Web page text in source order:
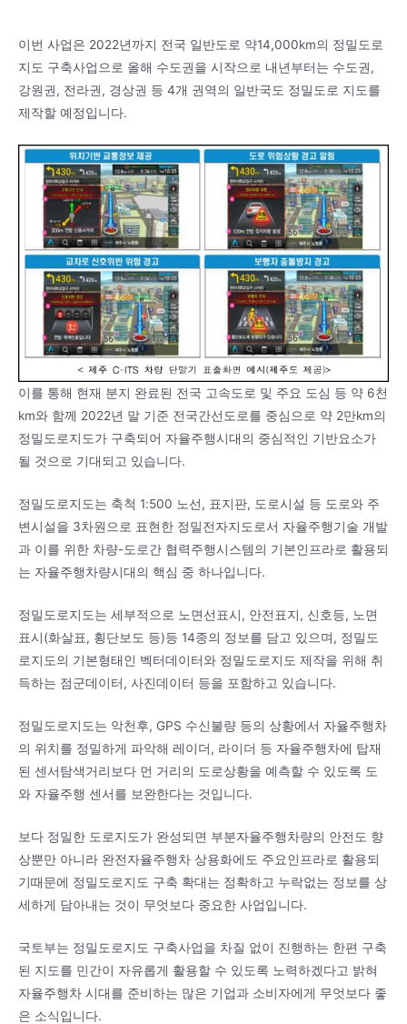
이번 사업은 2022년까지 전국 일반도로 약14,000km의 정밀도로
지도 구축사업으로 올해 수도권을 시작으로 내년부터는 수도권,
강원권, 전라권, 경상권 등 4개 권역의 일반국도 정밀도로 지도를
제작할 예정입니다.
이를 통해 현재 분지 완료된 전국 고속도로 및 주요 도심 등 약 6천
km와 함께 2022년 말 기준 전국간선도로를 중심으로 약 2만km의
정밀도로지도가 구축되어 자율주행시대의 중심적인 기반요소가
될 것으로 기대되고 있습니다.
정밀도로지도는 축척 1:500 노선, 표지판, 도로시설 등 도로와 주
변시설을 3차원으로 표현한 정밀전자지도로서 자율주행기술 개발
과 이를 위한 차량-도로간 협력주행시스템의 기본인프라로 활용되
는 자율주행차량시대의 핵심 중 하나입니다.
정밀도로지도는 세부적으로 노면선표시, 안전표지, 신호등, 노면
표시(화살표, 횡단보도 등)등 14종의 정보를 담고 있으며, 정밀도
로지도의 기본형태인 벡터데이터와 정밀도로지도 제작을 위해 취
득하는 점군데이터, 사진데이터 등을 포함하고 있습니다.
정밀도로지도는 악천후, GPS 수신불량 등의 상황에서 자율주행차
의 위치를 정밀하게 파악해 레이더, 라이더 등 자율주행차에 탑재
된 센서탐색거리보다 먼 거리의 도로상황을 예측할 수 있도록 도
와 자율주행 센서를 보완한다는 것입니다.
보다 정밀한 도로지도가 완성되면 부분자율주행차량의 안전도 향
상뿐만 아니라 완전자율주행차 상용화에도 주요인프라로 활용되
기때문에 정밀도로지도 구축 확대는 정확하고 누락없는 정보를 상
세하게 담아내는 것이 무엇보다 중요한 사업입니다.
국토부는 정밀도로지도 구축사업을 차질 없이 진행하는 한편 구축
된 지도를 민간이 자유롭게 활용할 수 있도록 노력하겠다고 밝혀
자율주행차 시대를 준비하는 많은 기업과 소비자에게 무엇보다 좋
은 소식입니다.